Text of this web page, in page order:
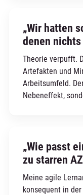
„Wir hatten
denen
Theorie verpufft.
Artefakten und
Arbeitsumfeld.
Nebeneffekt,
„Wie passt
zu starren
Meine agile
konsequent in